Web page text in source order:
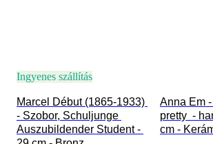
Ingyenes szállítás
Marcel Début (1865-1933)
- Szobor, Schuljunge
Auszubildender Student -
Anna Em
pretty  -
cm -